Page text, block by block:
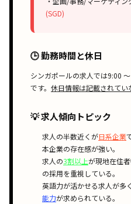
(SGD)
🕒 勤務時間と休日
シンガポールの求人では9:00
です。 休日情報は記載されてい
💡 求人傾向トピック
求人の半数近くが日系企業
本企業の存在感が強い。
求人の3割以上が現地在住
の採用を重視している。
英語力が活かせる求人が多く
能力が求められている。